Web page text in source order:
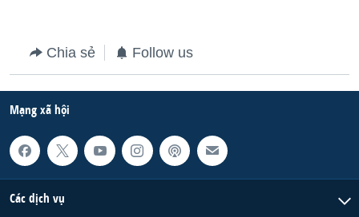
QUAN HỆ VIỆT MỸ
Chia sẻ Follow us
Mạng xã hội
Các dịch vụ